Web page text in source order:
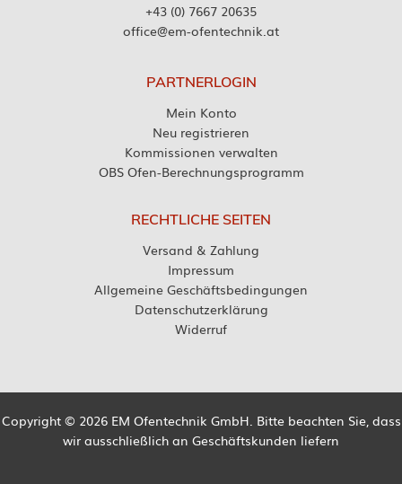
+43 (0) 7667 20635
office@em-ofentechnik.at
PARTNERLOGIN
Mein Konto
Neu registrieren
Kommissionen verwalten
OBS Ofen-Berechnungsprogramm
RECHTLICHE SEITEN
Versand & Zahlung
Impressum
Allgemeine Geschäftsbedingungen
Datenschutzerklärung
Widerruf
Copyright © 2026 EM Ofentechnik GmbH. Bitte beachten Sie, dass
wir ausschließlich an Geschäftskunden liefern